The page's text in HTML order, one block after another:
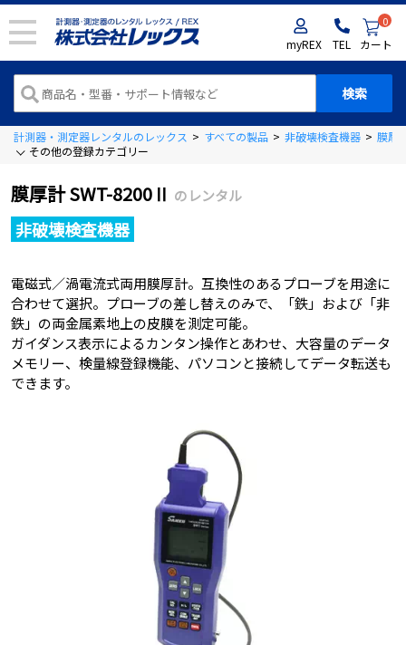
myREX TEL
0
カート
計測器・測定器レンタルのレックス > すべての製品 > 非破壊検査機器 > 膜厚
その他の登録カテゴリー
膜厚計 SWT-8200Ⅱ のレンタル
非破壊検査機器
電磁式／渦電流式両用膜厚計。互換性のあるプローブを用途に
合わせて選択。プローブの差し替えのみで、「鉄」および「非
鉄」の両金属素地上の皮膜を測定可能。
ガイダンス表示によるカンタン操作とあわせ、大容量のデータ
メモリー、検量線登録機能、パソコンと接続してデータ転送も
できます。